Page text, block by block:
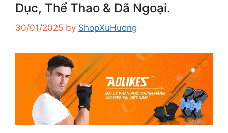
Dục, Thể Thao & Dã Ngoại.
30/01/2025 by ShopXuHuong